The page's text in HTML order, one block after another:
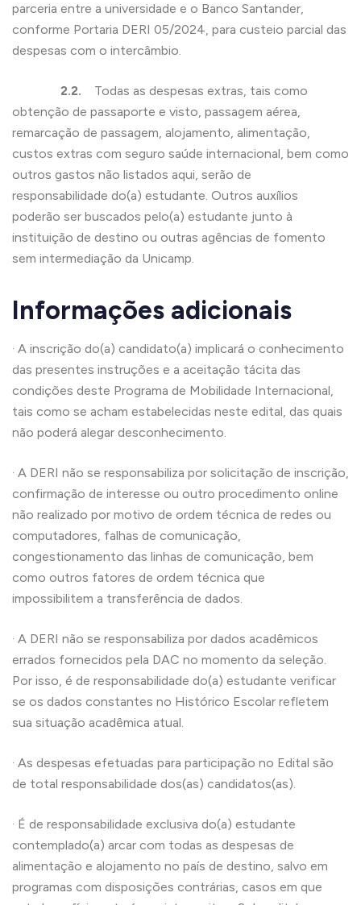
parceria entre a universidade e o Banco Santander,
conforme Portaria DERI 05/2024, para custeio parcial das
despesas com o intercâmbio.
2.2. Todas as despesas extras, tais como
obtenção de passaporte e visto, passagem aérea,
remarcação de passagem, alojamento, alimentação,
custos extras com seguro saúde internacional, bem como
outros gastos não listados aqui, serão de
responsabilidade do(a) estudante. Outros auxílios
poderão ser buscados pelo(a) estudante junto à
instituição de destino ou outras agências de fomento
sem intermediação da Unicamp.
Informações adicionais
· A inscrição do(a) candidato(a) implicará o conhecimento
das presentes instruções e a aceitação tácita das
condições deste Programa de Mobilidade Internacional,
tais como se acham estabelecidas neste edital, das quais
não poderá alegar desconhecimento.
· A DERI não se responsabiliza por solicitação de inscrição,
confirmação de interesse ou outro procedimento online
não realizado por motivo de ordem técnica de redes ou
computadores, falhas de comunicação,
congestionamento das linhas de comunicação, bem
como outros fatores de ordem técnica que
impossibilitem a transferência de dados.
· A DERI não se responsabiliza por dados acadêmicos
errados fornecidos pela DAC no momento da seleção.
Por isso, é de responsabilidade do(a) estudante verificar
se os dados constantes no Histórico Escolar refletem
sua situação acadêmica atual.
· As despesas efetuadas para participação no Edital são
de total responsabilidade dos(as) candidatos(as).
· É de responsabilidade exclusiva do(a) estudante
contemplado(a) arcar com todas as despesas de
alimentação e alojamento no país de destino, salvo em
programas com disposições contrárias, casos em que